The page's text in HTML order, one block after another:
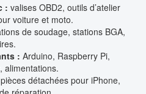
: valises OBD2, outils d’atelier
voiture et moto.
de soudage, stations BGA,
: Arduino, Raspberry Pi,
alimentations.
pièces détachées pour iPhone,